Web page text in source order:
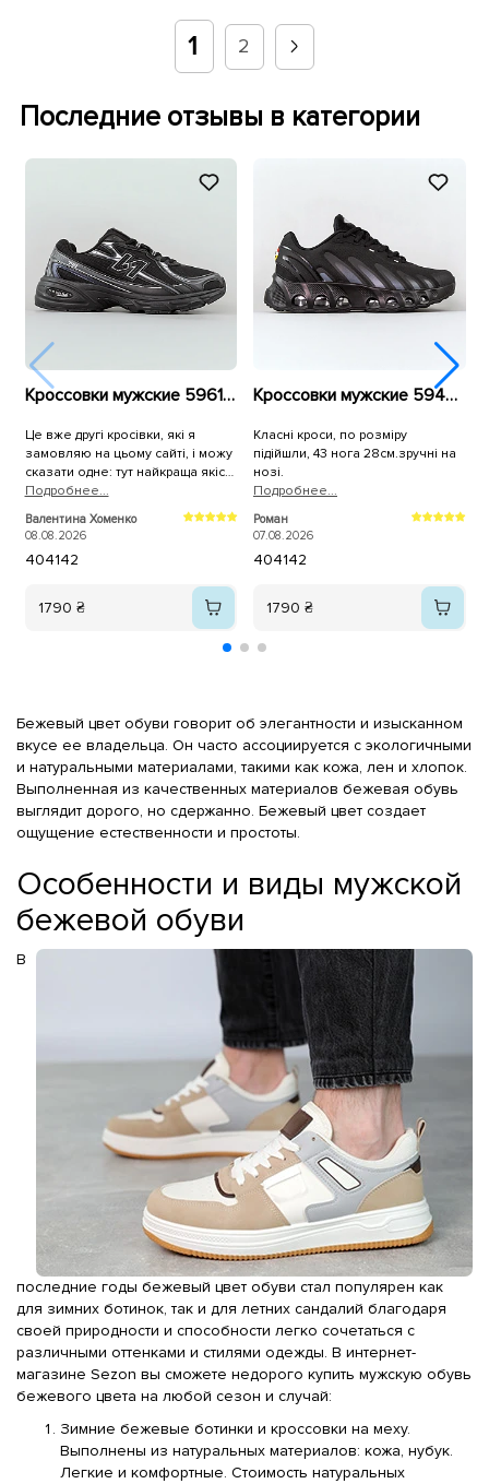
1 2
Последние отзывы в категории
Кроссовки мужские 596129 Черные
Це вже другі кросівки, які я
замовляю на цьому сайті, і можу
сказати одне: тут найкраща якість
взуття, яку я коли-небудь
зустрічала! Першою моєю
покупкою були білі літні тонкі
що вони досить тонкі,
тримаються просто ідеально! Я
дуже задоволена якістю.
Особливо хочу відзначити, що
від того, коли саме його
зроблено) вам телефонують, за
необхідності консультують,
уточнюють, чи правильно ви
вказали всі дані та чи правильно
швидко відправляють
за вашу працю! Ви найкращі! ❤️
Обов’язково буду замовляти у
вас ще! 🥰
Подробнее...
Валентина Хоменко
08.08.2026
404142
1790 ₴
Кроссовки мужские 594878 Черные
Класні кроси, по розміру
підійшли, 43 нога 28см.зручні на
нозі.
Подробнее...
Роман
07.08.2026
404142
1790 ₴
Бежевый цвет обуви говорит об элегантности и изысканном
вкусе ее владельца. Он часто ассоциируется с экологичными
и натуральными материалами, такими как кожа, лен и хлопок.
Выполненная из качественных материалов бежевая обувь
выглядит дорого, но сдержанно. Бежевый цвет создает
ощущение естественности и простоты.
Особенности и виды мужской
бежевой обуви
В
последние годы бежевый цвет обуви стал популярен как
для зимних ботинок, так и для летних сандалий благодаря
своей природности и способности легко сочетаться с
различными оттенками и стилями одежды. В интернет-
магазине Sezon вы сможете недорого купить мужскую обувь
бежевого цвета на любой сезон и случай:
Зимние бежевые ботинки и кроссовки на меху.
Выполнены из натуральных материалов: кожа, нубук.
Легкие и комфортные. Стоимость натуральных